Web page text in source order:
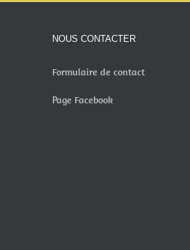
NOUS CONTACTER
Formulaire de contact
Page Facebook